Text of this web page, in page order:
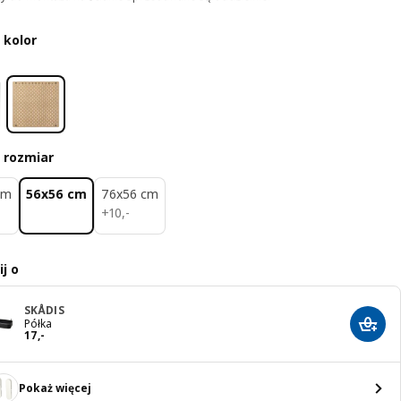
kolor
rozmiar
56x56 cm
76x56 cm
+10,-
10,-
o
SKÅDIS
Półka
17,-
Cena 17,-
Pokaż więcej